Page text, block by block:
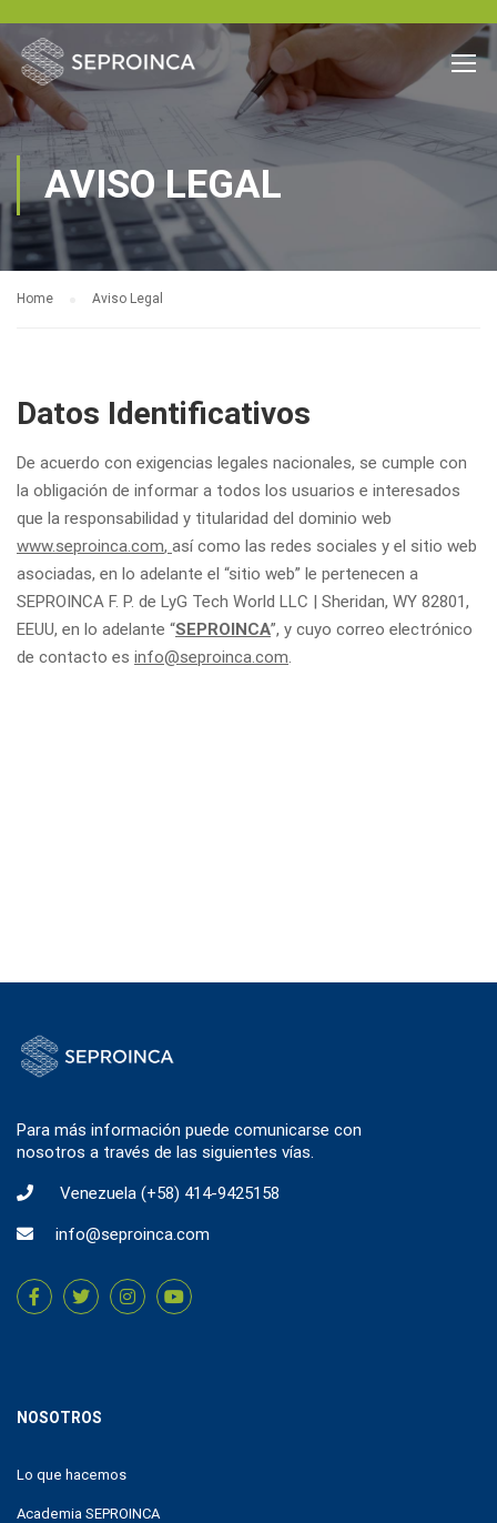
AVISO LEGAL
Home Aviso Legal
Datos Identificativos
De acuerdo con exigencias legales nacionales, se cumple con
la obligación de informar a todos los usuarios e interesados
que la responsabilidad y titularidad del dominio web
www.seproinca.com, así como las redes sociales y el sitio web
asociadas, en lo adelante el “sitio web” le pertenecen a
SEPROINCA F. P. de LyG Tech World LLC | Sheridan, WY 82801,
EEUU, en lo adelante “SEPROINCA”, y cuyo correo electrónico
de contacto es info@seproinca.com.
Para más información puede comunicarse con
nosotros a través de las siguientes vías.
Venezuela (+58) 414-9425158
info@seproinca.com
NOSOTROS
Lo que hacemos
Academia SEPROINCA